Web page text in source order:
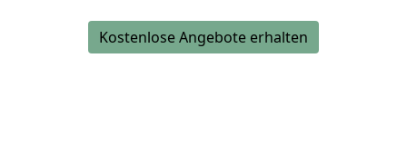
Kostenlose Angebote erhalten